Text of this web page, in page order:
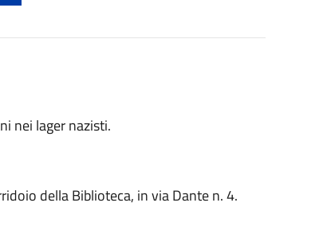
nei lager nazisti.
della Biblioteca, in via Dante n. 4.